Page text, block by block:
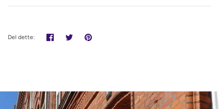
Del dette: Del TweetPin